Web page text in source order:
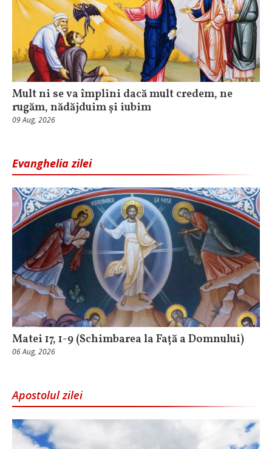
Mult ni se va împlini dacă mult credem, ne
rugăm, nădăjduim și iubim
09 Aug, 2026
Evanghelia zilei
Matei 17, 1-9 (Schimbarea la Față a Domnului)
06 Aug, 2026
Apostolul zilei